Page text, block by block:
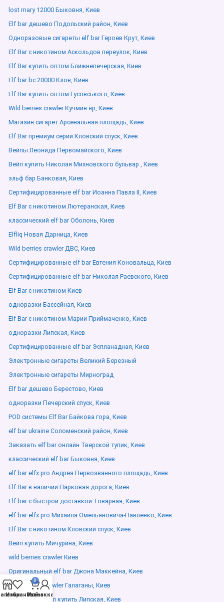
lost mary 12000 Быковня, Киев
Elf bar дешево Подольский район, Киев
Одноразовые сигареты elf bar Героев Крут, Киев
Elf Bar с никотином Аскольдов переулок, Киев
Elf Bar купить оптом Ближнепечерская, Киев
Elf bar bc 20000 Клов, Киев
Elf Bar купить оптом Гусовського, Киев
Wild berries crawler Кучмин яр, Киев
Магазин сигарет Арсенальная площадь, Киев
Elf Bar премиум серии Кловский спуск, Киев
Вейпы Леонида Первомайского, Киев
Вейп купить Николая Михновского бульвар , Киев
эльф бар Банковая, Киев
Сертифицированные elf bar Иоанна Павла ІІ, Киев
Elf Bar с никотином Лютеранская, Киев
классический elf bar Оболонь, Киев
Elfliq Новая Дарница, Киев
Wild berries crawler ДВС, Киев
Сертифицированные elf bar Евгения Коновальца, Киев
Сертифицированные elf bar Николая Раевского, Киев
Elf Bar с никотином Киев
одноразки Бассейная, Киев
Elf Bar с никотином Марии Приймаченко, Киев
одноразки Липская, Киев
Сертифицированные elf bar Эспланадная, Киев
Электронные сигареты Великий Березный
Электронные сигареты Мирноград
Elf bar дешево Берестово, Киев
одноразки Печерский спуск, Киев
POD системы Elf Bar Байкова гора, Киев
elf bar ukraine Соломенский район, Киев
Заказать elf bar онлайн Тверской тупик, Киев
классический elf bar Быковня, Киев
elf bar elfx pro Андрея Первозванного площадь, Киев
Elf Bar в наличии Парковая дорога, Киев
Elf bar с быстрой доставкой Товарная, Киев
elf bar elfx pro Михаила Омельяновича-Павленко, Киев
Elf Bar с никотином Кловский спуск, Киев
Вейп купить Мичурина, Киев
wild berries crawler Киев
Оригинальный elf bar Джона Маккейна, Киев
Wild berries crawler Галаганы, Киев
Elf bar оригинал купить Липская, Киев
Избранное
0
Заказ
Мой аккаунт